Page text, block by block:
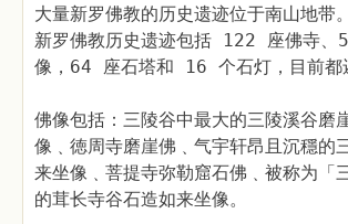
大量新罗佛教的历史遗迹位于南山地带。
新罗佛教历史遗迹包括 122 座佛寺、
像，64 座石塔和 16 个石灯，目前都
佛像包括：三陵谷中最大的三陵溪谷磨
像﹑徳周寺磨崖佛﹑气宇轩昂且沉穩的
来坐像﹑菩提寺弥勒窟石佛﹑被称为「
的茸长寺谷石造如来坐像。